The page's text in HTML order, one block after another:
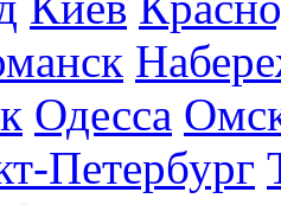
Одесса
Петербург